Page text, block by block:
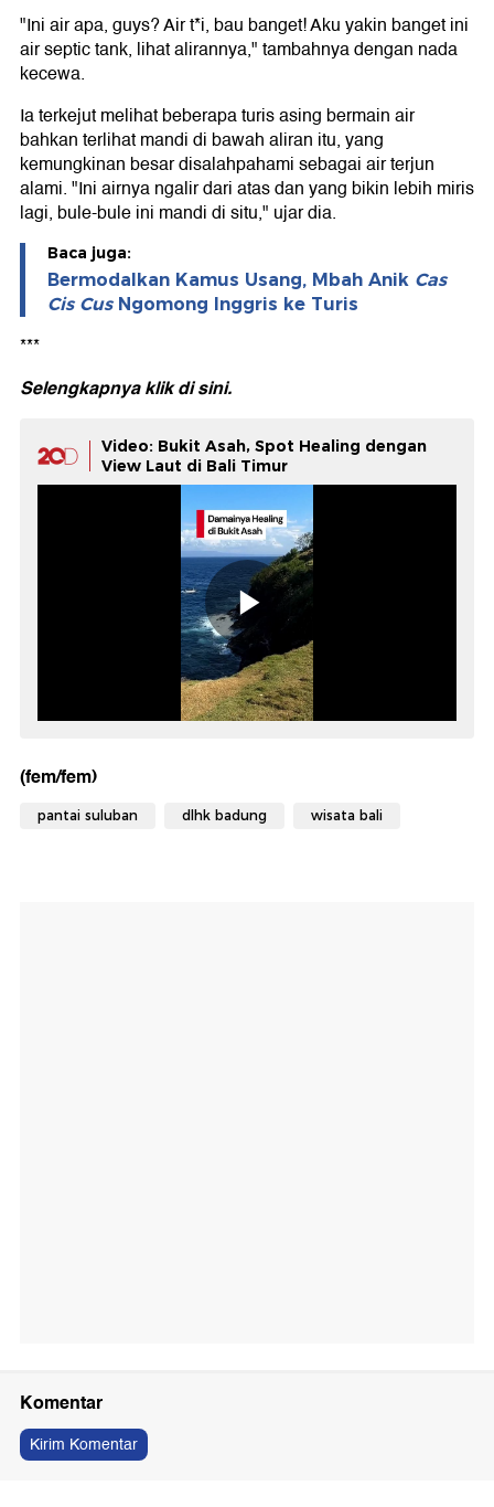
"Ini air apa, guys? Air t*i, bau banget! Aku yakin banget ini
air septic tank, lihat alirannya," tambahnya dengan nada
kecewa.
Ia terkejut melihat beberapa turis asing bermain air
bahkan terlihat mandi di bawah aliran itu, yang
kemungkinan besar disalahpahami sebagai air terjun
alami. "Ini airnya ngalir dari atas dan yang bikin lebih miris
lagi, bule-bule ini mandi di situ," ujar dia.
Baca juga:
Bermodalkan Kamus Usang, Mbah Anik Cas
Cis CusNgomong Inggris ke Turis
***
Selengkapnya klik disini.
Video: Bukit Asah, Spot Healing dengan
View Laut di Bali Timur
(fem/fem)
pantai suluban dlhk badung wisata bali
Komentar
Kirim Komentar